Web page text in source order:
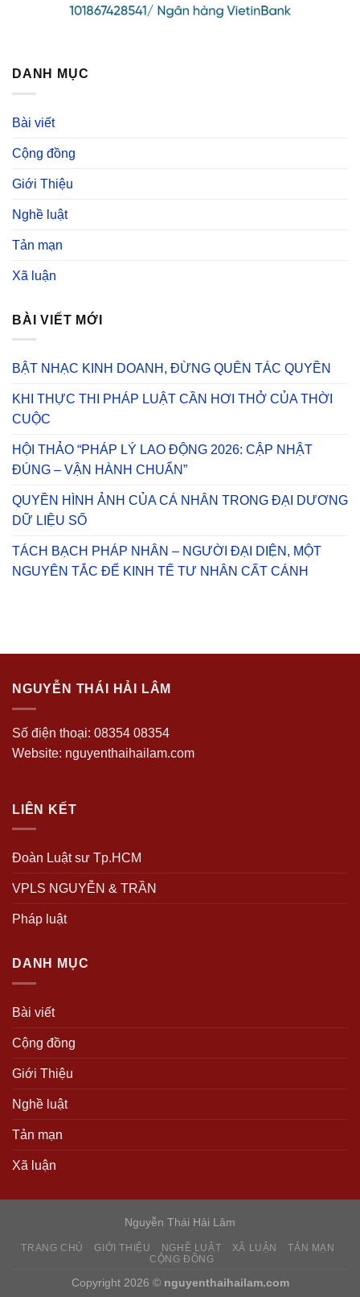
DANH MỤC
Bài viết
Cộng đồng
Giới Thiệu
Nghề luật
Tản mạn
Xã luận
BÀI VIẾT MỚI
BẬT NHẠC KINH DOANH, ĐỪNG QUÊN TÁC QUYỀN
KHI THỰC THI PHÁP LUẬT CẦN HƠI THỞ CỦA THỜI
CUỘC
HỘI THẢO “PHÁP LÝ LAO ĐỘNG 2026: CẬP NHẬT
ĐÚNG – VẬN HÀNH CHUẨN”
QUYỀN HÌNH ẢNH CỦA CÁ NHÂN TRONG ĐẠI DƯƠNG
DỮ LIỆU SỐ
TÁCH BẠCH PHÁP NHÂN – NGƯỜI ĐẠI DIỆN, MỘT
NGUYÊN TẮC ĐỂ KINH TẾ TƯ NHÂN CẤT CÁNH
NGUYỄN THÁI HẢI LÂM
Số điện thoại: 08354 08354
Website: nguyenthaihailam.com
LIÊN KẾT
Đoàn Luật sư Tp.HCM
VPLS NGUYỄN & TRẦN
Pháp luật
DANH MỤC
Bài viết
Cộng đồng
Giới Thiệu
Nghề luật
Tản mạn
Xã luận
Nguyễn Thái Hải Lâm
TRANG CHỦ GIỚI THIỆU NGHỀ LUẬT XÃ LUẬN
TẢN MẠN
CỘNG ĐỒNG
Copyright 2026 © nguyenthaihailam.com